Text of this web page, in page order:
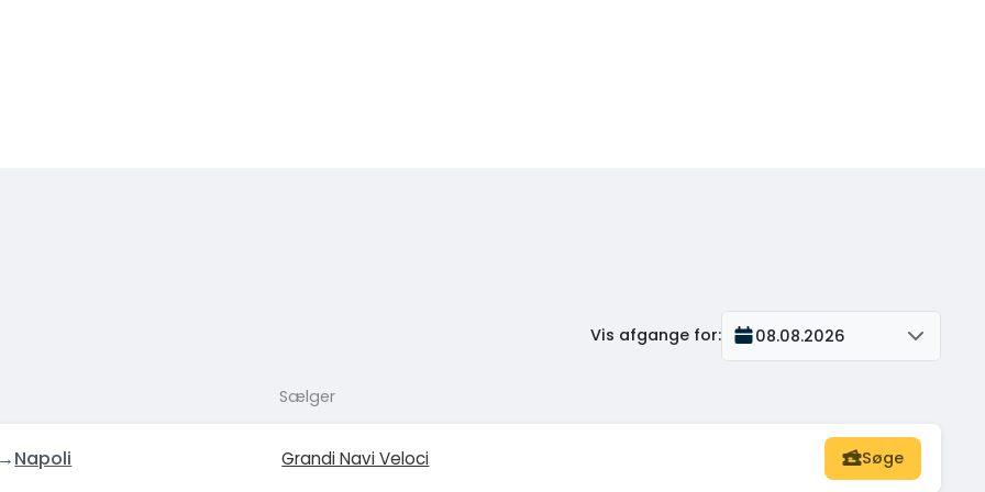
Vis afgange for: 08.08.2026
Sælger
Napoli Grandi Navi Veloci Søge